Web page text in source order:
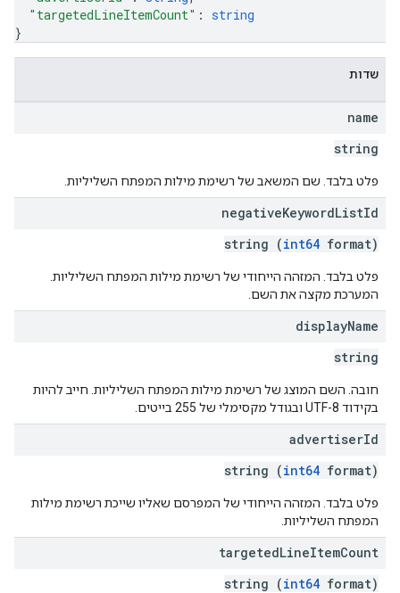
"targetedLineItemCount" : string
}
שדות
name
string
פלט בלבד. שם המשאב של רשימת מילות המפתח השליליות.
negativeKeywordListId
string (int64 format)
פלט בלבד. המזהה הייחודי של רשימת מילות המפתח השליליות.
המערכת מקצה את השם.
displayName
string
חובה. השם המוצג של רשימת מילות המפתח השליליות. חייב להיות
בקידוד UTF-8 ובגודל מקסימלי של 255 בייטים.
advertiserId
string (int64 format)
פלט בלבד. המזהה הייחודי של המפרסם שאליו שייכת רשימת מילות
המפתח השליליות.
targetedLineItemCount
string (int64 format)